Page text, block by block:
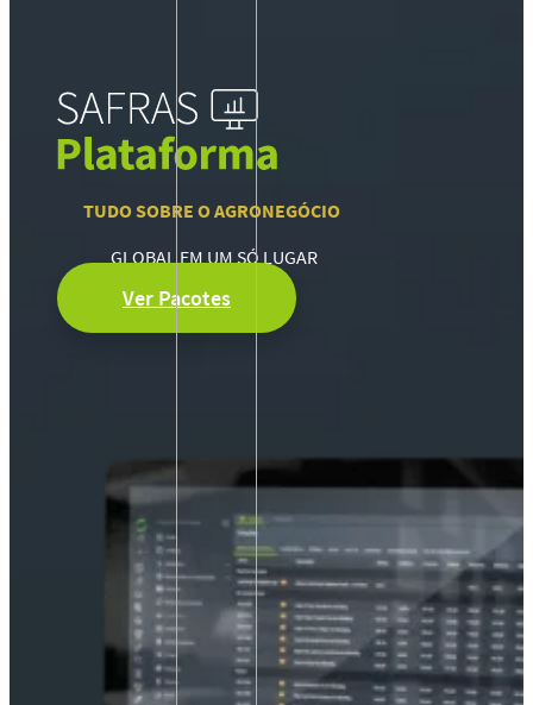
TUDO SOBRE O AGRONEGÓCIO
GLOBAL EM UM SÓ LUGAR
Ver Pacotes